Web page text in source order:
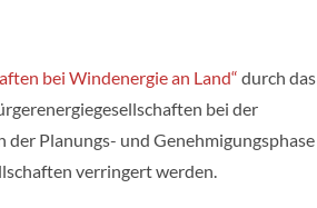
bei Windenergie an Land“ durch das
bei der
Planungs- und Genehmigungsphase
verringert werden.